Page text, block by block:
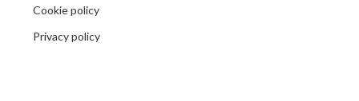
Cookie policy
Privacy policy